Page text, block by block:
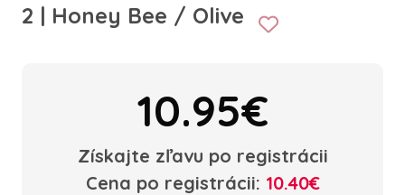
2 | Honey Bee / Olive
10.95€
Získajte zľavu po registrácii
Cena po registrácii: 10.40€